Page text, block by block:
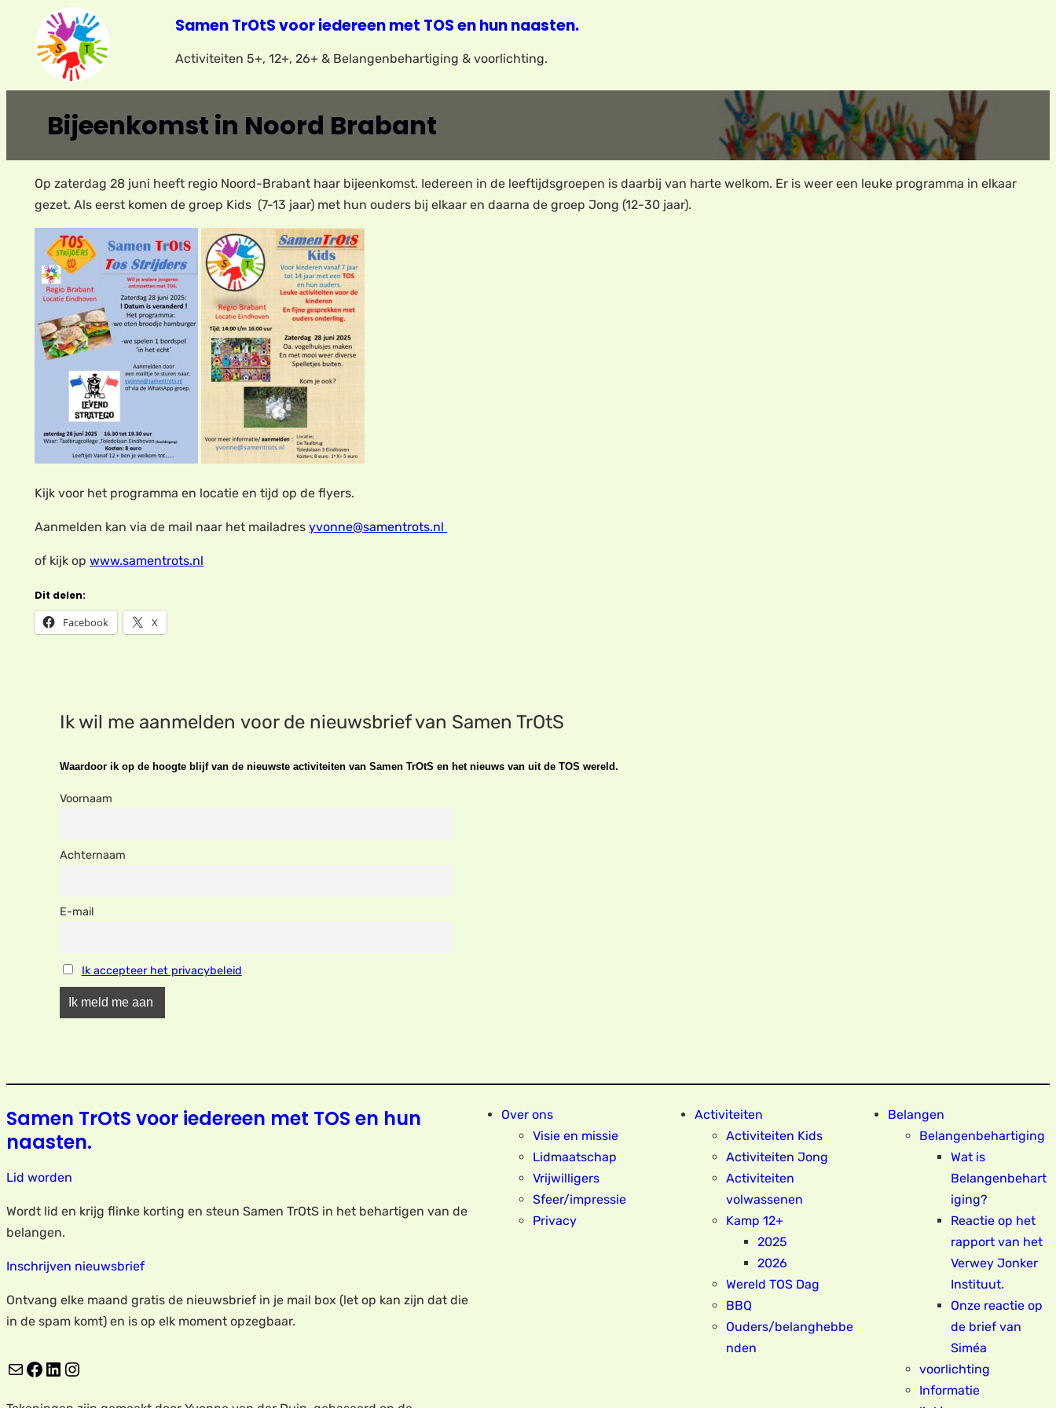
Samen TrOtS voor iedereen met TOS en hun naasten.
Activiteiten 5+, 12+, 26+ & Belangenbehartiging & voorlichting.
Bijeenkomst in Noord Brabant
Op zaterdag 28 juni heeft regio Noord-Brabant haar bijeenkomst. Iedereen in de leeftijdsgroepen is daarbij van harte welkom. Er is weer een leuke programma in elkaar
gezet. Als eerst komen de groep Kids (7-13 jaar) met hun ouders bij elkaar en daarna de groep Jong (12-30 jaar).
Kijk voor het programma en locatie en tijd op de flyers.
Aanmelden kan via de mail naar het mailadres yvonne@samentrots.nl
of kijk op www.samentrots.nl
Dit delen:
Facebook X
Ik wil me aanmelden voor de nieuwsbrief van Samen TrOtS
Waardoor ik op de hoogte blijf van de nieuwste activiteiten van Samen TrOtS en het nieuws van uit de TOS wereld.
Voornaam
Achternaam
E-mail
Ik accepteer het privacybeleid
Samen TrOtS voor iedereen met TOS en hun
naasten.
Lid worden
Wordt lid en krijg flinke korting en steun Samen TrOtS in het behartigen van de
belangen.
Inschrijven nieuwsbrief
Ontvang elke maand gratis de nieuwsbrief in je mail box (let op kan zijn dat die
in de spam komt) en is op elk moment opzegbaar.
E-mail Facebook LinkedIn Instagram
Over ons
Visie en missie
Lidmaatschap
Vrijwilligers
Sfeer/impressie
Privacy
Activiteiten
Activiteiten Kids
Activiteiten Jong
Activiteiten
volwassenen
Kamp 12+
2025
2026
Wereld TOS Dag
BBQ
Ouders/belanghebbe
nden
Belangen
Belangenbehartiging
Wat is
Belangenbehart
iging?
Reactie op het
rapport van het
Verwey Jonker
Instituut.
Onze reactie op
de brief van
Siméa
voorlichting
Informatie